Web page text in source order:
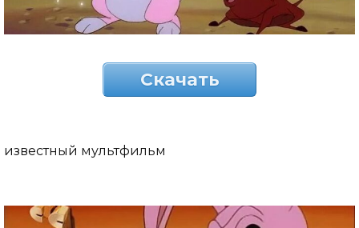
Скачать
известный мультфильм